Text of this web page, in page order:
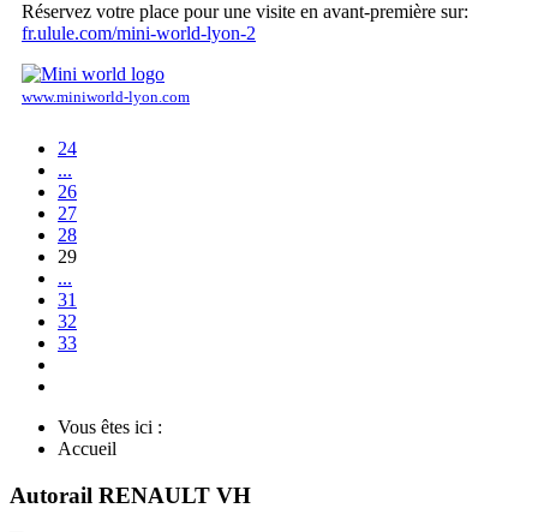
Réservez votre place pour une visite en avant-première sur:
fr.ulule.com/mini-world-lyon-2
www.miniworld-lyon.com
24
...
26
27
28
29
...
31
32
33
Vous êtes ici :
Accueil
Autorail RENAULT VH